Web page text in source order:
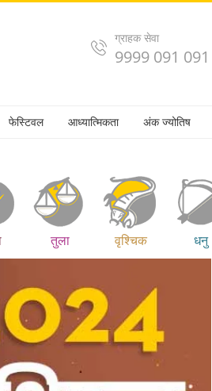
ग्राहक सेवा
9999 091 091
फेस्टिवल आध्यात्मिकता अंक ज्योतिष
तुला वृश्चिक धनु